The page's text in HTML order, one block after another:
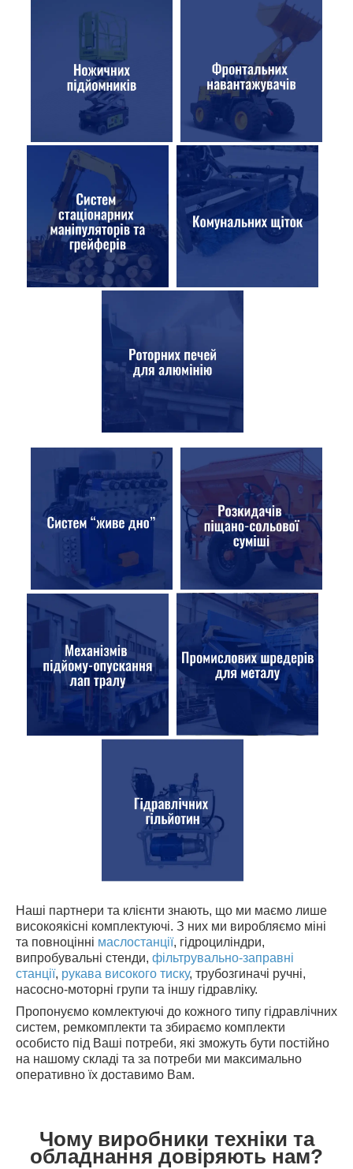
Наші партнери та клієнти знають, що ми маємо лише
високоякісні комплектуючі. З них ми виробляємо міні
та повноцінні маслостанції, гідроциліндри,
випробувальні стенди, фільтрувально-заправні
станції, рукава високого тиску, трубозгиначі ручні,
насосно-моторні групи та іншу гідравліку.
Пропонуємо комлектуючі до кожного типу гідравлічних
систем, ремкомплекти та збираємо комплекти
особисто під Ваші потреби, які зможуть бути постійно
на нашому складі та за потреби ми максимально
оперативно їх доставимо Вам.
Чому виробники техніки та
обладнання довіряють нам?